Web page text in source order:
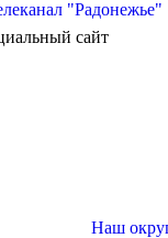
"Радонежье"
сайт
Наш